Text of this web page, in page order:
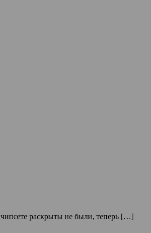
чипсете раскрыты не были, теперь […]